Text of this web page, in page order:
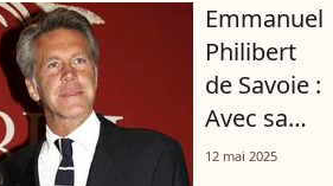
par le
tribunal
de Paris
Emmanuel
Philibert
de Savoie :
Avec sa
"divine"
12 mai 2025